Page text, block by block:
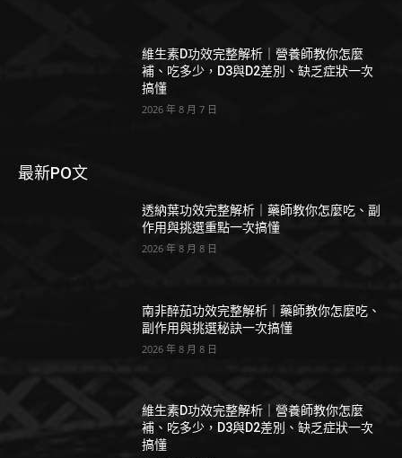
維生素D功效完整解析｜營養師教你怎麼
補、吃多少，D3與D2差別、缺乏症狀一次
搞懂
2026 年 8 月 7 日
最新PO文
透納葉功效完整解析｜藥師教你怎麼吃、副
作用與挑選重點一次搞懂
2026 年 8 月 8 日
南非醉茄功效完整解析｜藥師教你怎麼吃、
副作用與挑選秘訣一次搞懂
2026 年 8 月 8 日
維生素D功效完整解析｜營養師教你怎麼
補、吃多少，D3與D2差別、缺乏症狀一次
搞懂